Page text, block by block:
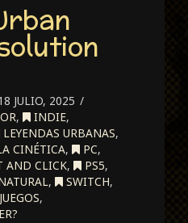
JULIO, 2025
, INDIE,
LEYENDAS URBANAS,
CINÉTICA, PC,
AND CLICK, PS5,
, SWITCH,
,